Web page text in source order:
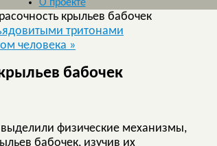
О проекте
крыльев бабочек
тритонами
человека »
бабочек
физические механизмы,
бабочек, изучив их